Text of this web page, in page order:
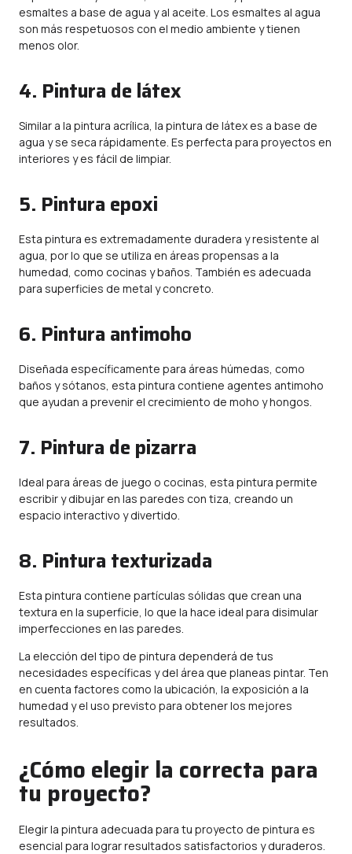
esmaltes a base de agua y al aceite. Los esmaltes al agua
son más respetuosos con el medio ambiente y tienen
menos olor.
4. Pintura de látex
Similar a la pintura acrílica, la pintura de látex es a base de
agua y se seca rápidamente. Es perfecta para proyectos en
interiores y es fácil de limpiar.
5. Pintura epoxi
Esta pintura es extremadamente duradera y resistente al
agua, por lo que se utiliza en áreas propensas a la
humedad, como cocinas y baños. También es adecuada
para superficies de metal y concreto.
6. Pintura antimoho
Diseñada específicamente para áreas húmedas, como
baños y sótanos, esta pintura contiene agentes antimoho
que ayudan a prevenir el crecimiento de moho y hongos.
7. Pintura de pizarra
Ideal para áreas de juego o cocinas, esta pintura permite
escribir y dibujar en las paredes con tiza, creando un
espacio interactivo y divertido.
8. Pintura texturizada
Esta pintura contiene partículas sólidas que crean una
textura en la superficie, lo que la hace ideal para disimular
imperfecciones en las paredes.
La elección del tipo de pintura dependerá de tus
necesidades específicas y del área que planeas pintar. Ten
en cuenta factores como la ubicación, la exposición a la
humedad y el uso previsto para obtener los mejores
resultados.
¿Cómo elegir la correcta para
tu proyecto?
Elegir la pintura adecuada para tu proyecto de pintura es
esencial para lograr resultados satisfactorios y duraderos.